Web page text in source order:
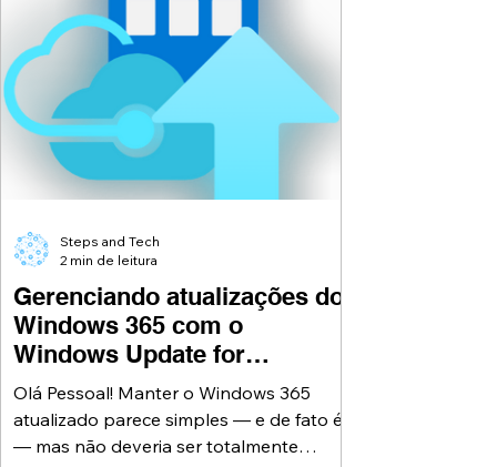
Gerenciando atualizações do
Windows 365 com o
Windows Update for
Business
Olá Pessoal! Manter o Windows 365
atualizado parece simples — e de fato é
— mas não deveria ser totalmente
Steps and Tech
2 min de leitura